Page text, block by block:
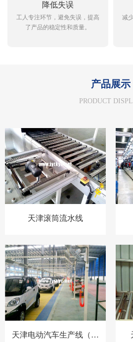
降低失误
工人专注环节，避免失误，提高
了产品的稳定性和质量。
减
产品展示
PRODUCT
天津滚筒流水线
天津电动汽车生产线（总